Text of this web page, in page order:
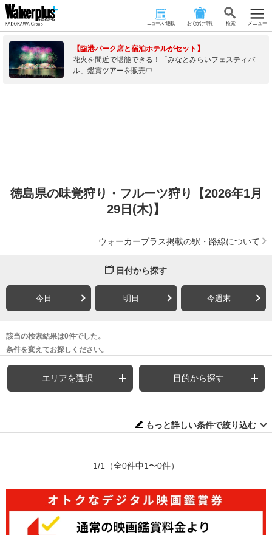
ニュース･連載 おでかけ情報 検 索 メニュー
【臨港パーク席と宿泊ホテルがセット】
花火を間近で堪能できる！「みなとみらいフェスティバ
ル」鑑賞ツアーを販売中
徳島県の味覚狩り・フルーツ狩り【2026年1月
29日(木)】
ウォーカープラス掲載の駅・路線について
日付から探す
今日 明日 今週末
該当の検索結果は0件でした。
条件を変えてお探しください。
エリアを選択 目的から探す
もっと詳しい条件で絞り込む
1/1 （全0件中1〜0件）